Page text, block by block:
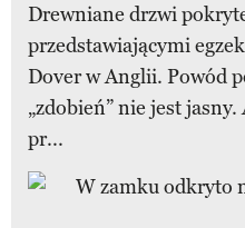
Drewniane drzwi
przedstawiającymi
Dover w Anglii. Powód
„zdobień” nie jest
pr...